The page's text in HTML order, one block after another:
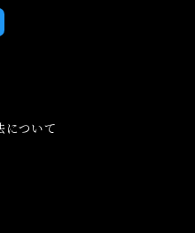
ついて